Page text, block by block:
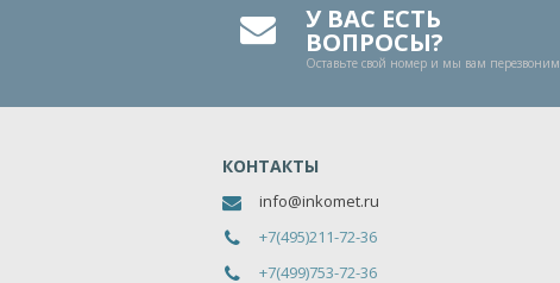
У ВАС ЕСТЬ
ВОПРОСЫ?
Оставьте свой номер и мы вам перезвоним
КОНТАКТЫ
info@inkomet.ru
+7(495)211-72-36
+7(499)753-72-36